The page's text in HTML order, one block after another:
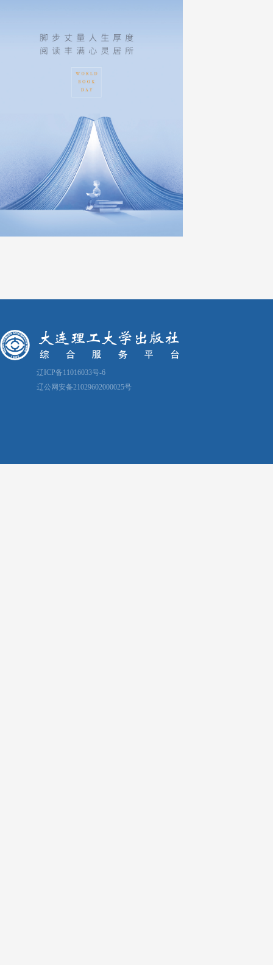
辽ICP备11016033号-6
辽公网安备21029602000025号